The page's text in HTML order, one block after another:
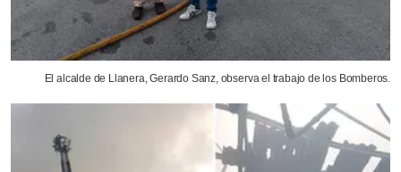
El alcalde de Llanera, Gerardo Sanz, observa el trabajo de los Bomberos.